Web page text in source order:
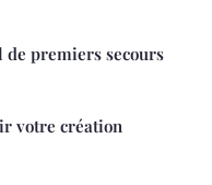
premiers secours
votre création